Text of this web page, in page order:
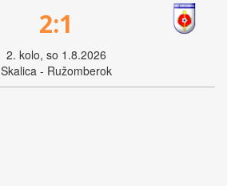
2:1
2. kolo, so 1.8.2026
Skalica - Ružomberok